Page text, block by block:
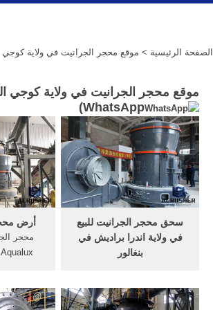
الصفحة الرئيسية > موقع محجر الجرانيت في ولاية كوجي
موقع محجر الجرانيت في ولاية كوجي
WhatsApp
)
أرض
محجر
محجر
سحق محجر الجرانيت للبيع
في ولاية اندرا براديش في
بنغالور
للبيع في ولاية اندرا براديش في